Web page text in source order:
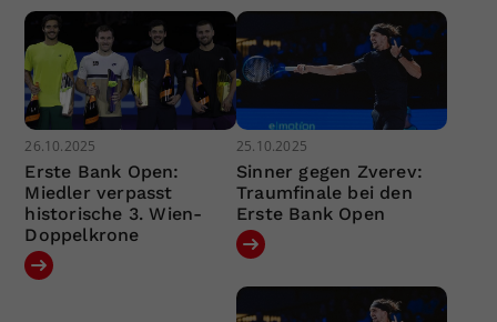
26.10.2025
Erste Bank Open:
Miedler verpasst
historische 3. Wien-
Doppelkrone
25.10.2025
Sinner gegen Zverev:
Traumfinale bei den
Erste Bank Open